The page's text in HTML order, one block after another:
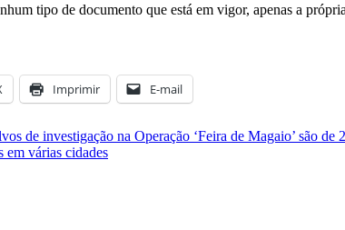
tipo de documento que está em vigor, apenas a
Imprimir E-mail
de investigação na Operação ‘Feira de Magaio’ são de
em várias cidades